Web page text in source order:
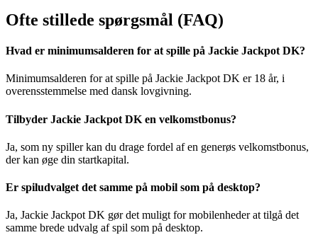
Ofte stillede spørgsmål (FAQ)
Hvad er minimumsalderen for at spille på Jackie Jackpot DK?
Minimumsalderen for at spille på Jackie Jackpot DK er 18 år, i
overensstemmelse med dansk lovgivning.
Tilbyder Jackie Jackpot DK en velkomstbonus?
Ja, som ny spiller kan du drage fordel af en generøs velkomstbonus,
der kan øge din startkapital.
Er spiludvalget det samme på mobil som på desktop?
Ja, Jackie Jackpot DK gør det muligt for mobilenheder at tilgå det
samme brede udvalg af spil som på desktop.